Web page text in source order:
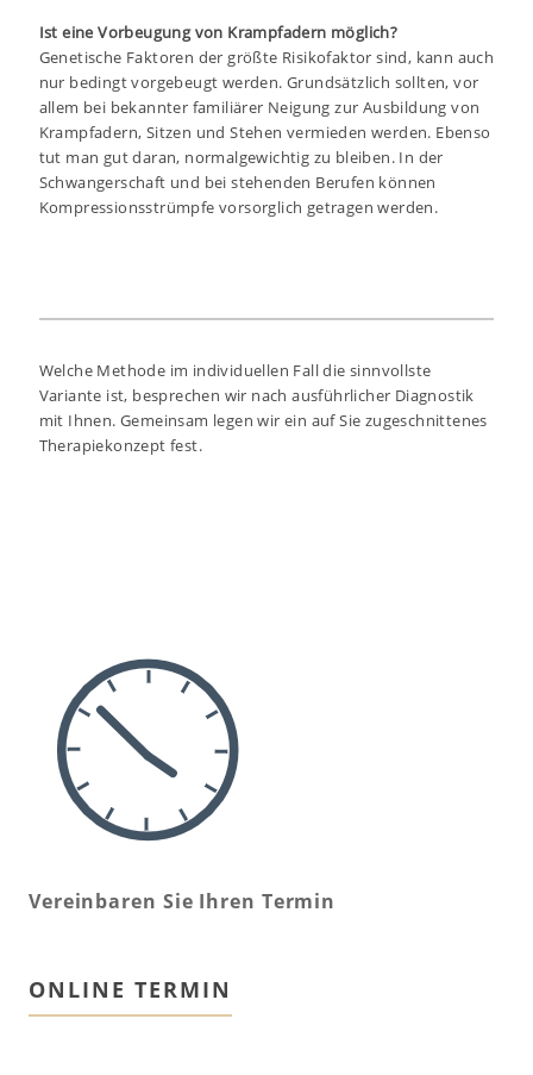
Ist eine Vorbeugung von Krampfadern möglich?
Genetische Faktoren der größte Risikofaktor sind, kann auch
nur bedingt vorgebeugt werden. Grundsätzlich sollten, vor
allem bei bekannter familiärer Neigung zur Ausbildung von
Krampfadern, Sitzen und Stehen vermieden werden. Ebenso
tut man gut daran, normalgewichtig zu bleiben. In der
Schwangerschaft und bei stehenden Berufen können
Kompressionsstrümpfe vorsorglich getragen werden.
Welche Methode im individuellen Fall die sinnvollste
Variante ist, besprechen wir nach ausführlicher Diagnostik
mit Ihnen. Gemeinsam legen wir ein auf Sie zugeschnittenes
Therapiekonzept fest.
Vereinbaren Sie Ihren Termin
ONLINE TERMIN